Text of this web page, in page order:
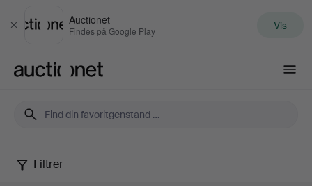
Luk
Auctionet
Findes på Google Play Vis
Treen
Filtrer